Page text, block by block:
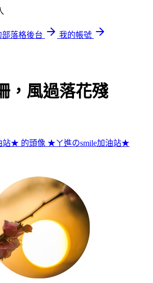
部落格後台
我的帳號
，風過落花殘
★ㄚ進のsmile加油站★